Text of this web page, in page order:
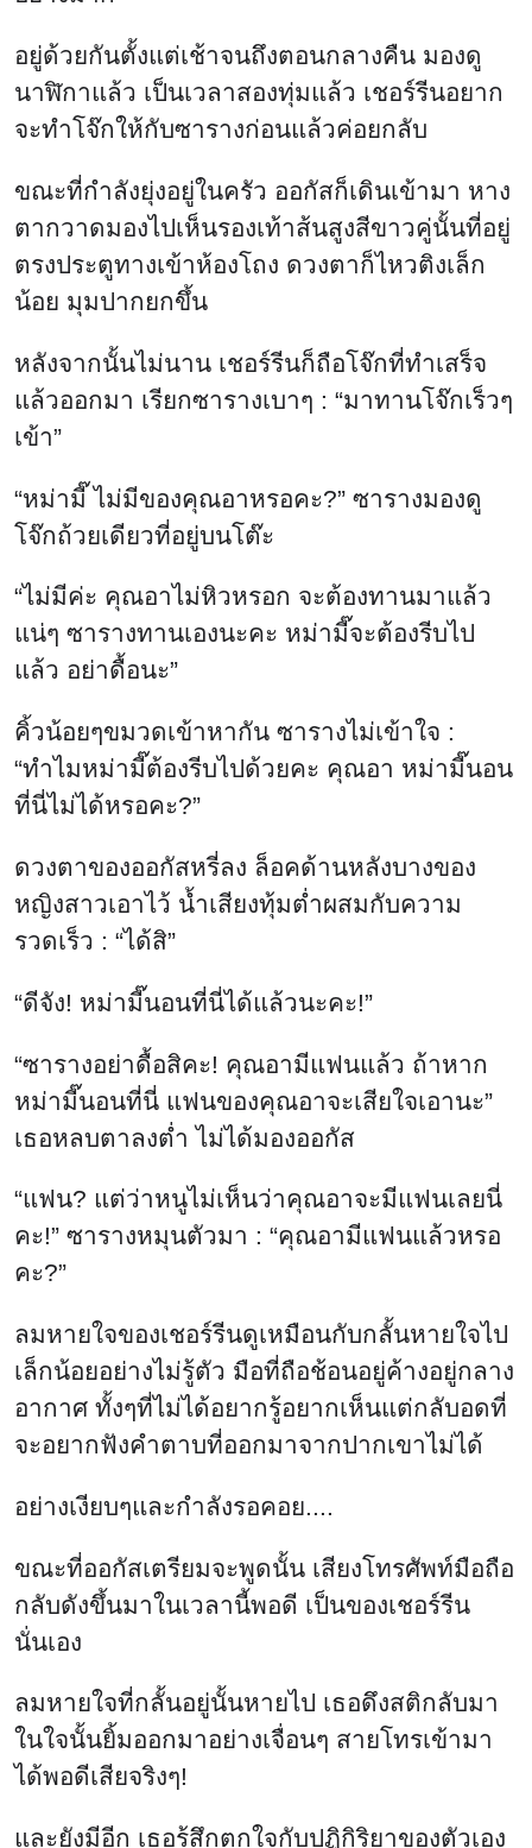
ลมหายใจที่กลั้นอยู่นั้นหายไป เธอดึงสติกลับมา
ในใจนั้นยิ้มออกมาอย่างเจื่อนๆ สายโทรเข้ามา
ได้พอดีเสียจริงๆ!
และยังมีอีก เธอรู้สึกตกใจกับปฏิกิริยาของตัวเอง